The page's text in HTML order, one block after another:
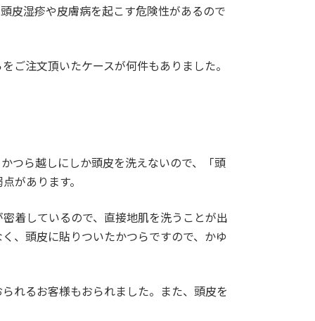
皮湿疹や皮膚病を起こす危険性があるので
ご注文頂いたケースが何件もありました。
つら越しにしか頭皮を洗えないので、「頭
があります。
着しているので、直接地肌を洗うことが出
、頭皮に貼りついたかつらですので、かゆ
れるお客様もおられました。また、頭皮を